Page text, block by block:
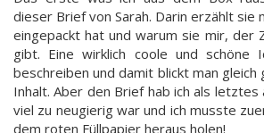
dieser Brief von Sarah. Darin erzählt sie
eingepackt hat und warum sie mir, der
gibt. Eine wirklich coole und schöne
beschreiben und damit blickt man gleich
Inhalt. Aber den Brief hab ich als letztes
viel zu neugierig war und ich musste
dem roten Füllpapier heraus holen!